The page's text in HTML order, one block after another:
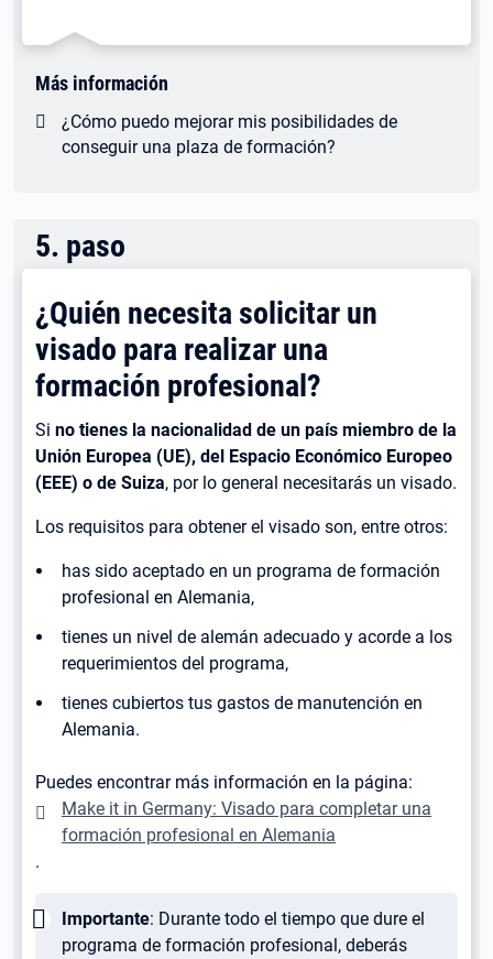
Más información
¿Cómo puedo mejorar mis posibilidades de
conseguir una plaza de formación?
5. paso
¿Quién necesita solicitar un
visado para realizar una
formación profesional?
Si no tienes la nacionalidad de un país miembro de la
Unión Europea (UE), del Espacio Económico Europeo
(EEE) o de Suiza, por lo general necesitarás un visado.
Los requisitos para obtener el visado son, entre otros:
has sido aceptado en un programa de formación
profesional en Alemania,
tienes un nivel de alemán adecuado y acorde a los
requerimientos del programa,
tienes cubiertos tus gastos de manutención en
Alemania.
Puedes encontrar más información en la página:
Make it in Germany: Visado para completar una
formación profesional en Alemania
.
Wichtig:
Importante: Durante todo el tiempo que dure el
programa de formación profesional, deberás